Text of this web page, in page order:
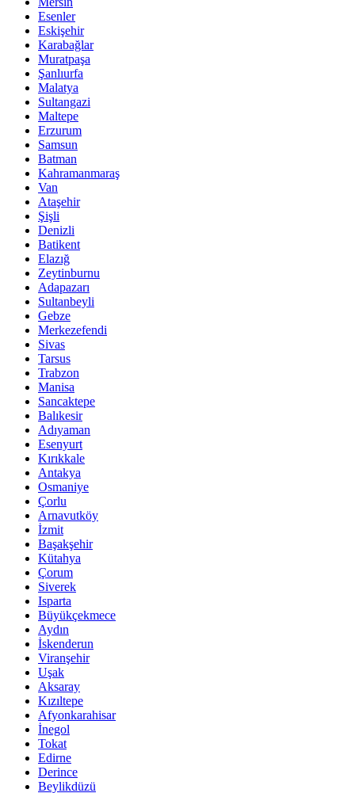
Esenler
Eskişehir
Karabağlar
Muratpaşa
Şanlıurfa
Malatya
Sultangazi
Maltepe
Erzurum
Samsun
Batman
Kahramanmaraş
Van
Ataşehir
Şişli
Denizli
Batikent
Elazığ
Zeytinburnu
Adapazarı
Sultanbeyli
Gebze
Merkezefendi
Sivas
Tarsus
Trabzon
Manisa
Sancaktepe
Balıkesir
Adıyaman
Esenyurt
Kırıkkale
Antakya
Osmaniye
Çorlu
Arnavutköy
İzmit
Başakşehir
Kütahya
Çorum
Siverek
Isparta
Büyükçekmece
Aydın
İskenderun
Viranşehir
Uşak
Aksaray
Kızıltepe
Afyonkarahisar
İnegol
Tokat
Edirne
Derince
Beylikdüzü